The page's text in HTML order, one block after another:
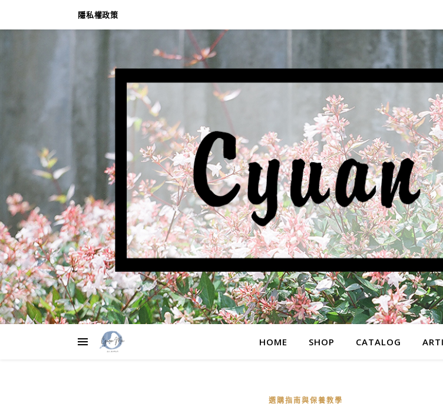
隱私權政策
HOME SHOP CATALOG
選購指南與保養教學